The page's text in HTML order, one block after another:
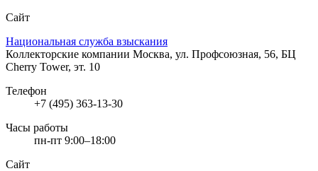
Сайт
Национальная служба взыскания
Коллекторские компании Москва, ул. Профсоюзная, 56, БЦ
Cherry Tower, эт. 10
Телефон
+7 (495) 363-13-30
Часы работы
пн-пт 9:00–18:00
Сайт